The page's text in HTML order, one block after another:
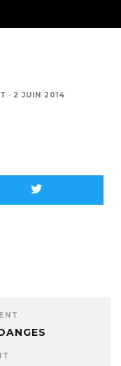
· 2 JUIN 2014